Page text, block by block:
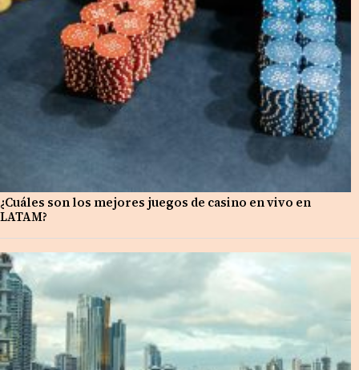
¿Cuáles son los mejores juegos de casino en vivo en
LATAM?